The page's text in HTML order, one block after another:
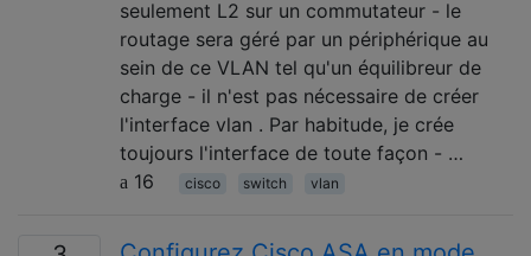
seulement L2 sur un commutateur - le
routage sera géré par un périphérique au
sein de ce VLAN tel qu'un équilibreur de
charge - il n'est pas nécessaire de créer
l'interface vlan . Par habitude, je crée
toujours l'interface de toute façon - …
16
cisco switch vlan